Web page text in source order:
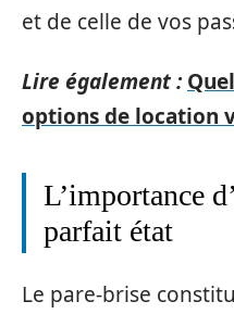
et de celle de vos
Lire également :
options de location
L’importance
parfait état
Le pare-brise